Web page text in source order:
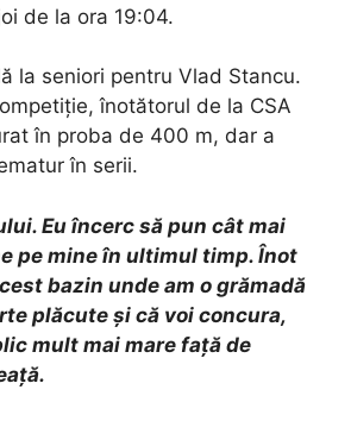
de la ora 19:04.
la seniori pentru Vlad Stancu.
înotătorul de la CSA
în proba de 400 m, dar a
în serii.
Eu încerc să pun cât mai
pe mine în ultimul timp. Înot
bazin unde am o grămadă
plăcute şi că voi concura,
mult mai mare faţă de